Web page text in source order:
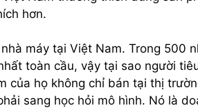
hơn.
máy tại Việt Nam. Trong 500
toàn cầu, vậy tại sao người
của họ không chỉ bán tại thị
sang học hỏi mô hình. Nó là